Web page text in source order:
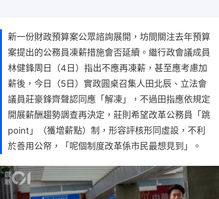
新一份財政預算案公眾諮詢展開，坊間關注去年預算
案提出的公務員凍薪措施會否延續。繼行政會議成員
林健鋒周日（4日）指出不應再凍薪，甚至應考慮加
薪後，今日（5日）實政圓桌召集人田北辰、立法會
議員莊豪鋒齊聲認同應「解凍」，不過田指應依規定
開展薪酬趨勢調查再決定，莊則希望改革公務員「跳
point」（獲增薪點）制，形容評核形同虛設，不利
於善用公帑，「呢個制度改革係市民最想見到」。